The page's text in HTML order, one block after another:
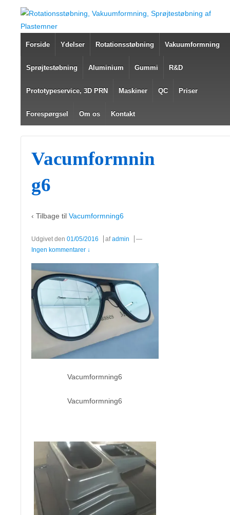
Forside Ydelser Rotationsstøbning Vakuumformning
Sprøjtestøbning Aluminium Gummi R&D
Prototypeservice, 3D PRN Maskiner QC Priser
Forespørgsel Om os Kontakt
Vacumformnin
g6
‹ Tilbage til Vacumformning6
Udgivet den 01/05/2016 afadmin
—
Ingen kommentarer ↓
Vacumformning6
Vacumformning6